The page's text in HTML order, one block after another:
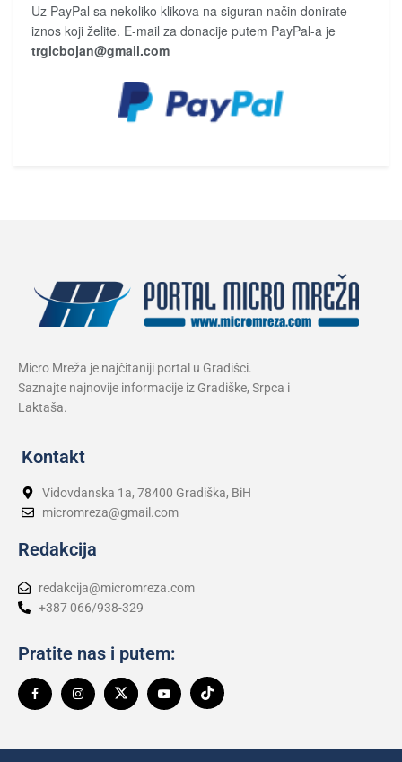
Uz PayPal sa nekoliko klikova na siguran način donirate
iznos koji želite. E-mail za donacije putem PayPal-a je
trgicbojan@gmail.com
Micro Mreža je najčitaniji portal u Gradišci.
Saznajte najnovije informacije iz Gradiške, Srpca i
Laktaša.
Kontakt
Vidovdanska 1a, 78400 Gradiška, BiH
micromreza@gmail.com
Redakcija
redakcija@micromreza.com
+387 066/938-329
Pratite nas i putem: